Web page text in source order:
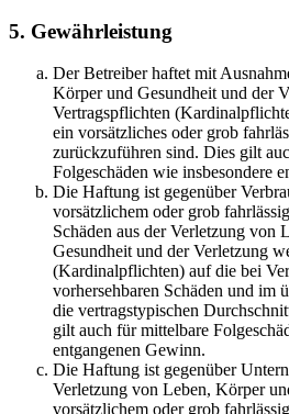
5. Gewährleistung
Der Betreiber haftet mit
Körper und Gesundheit und der
Vertragspflichten
ein vorsätzliches oder grob
zurückzuführen sind. Dies gilt
Folgeschäden wie insbesondere
Die Haftung ist gegenüber
vorsätzlichem oder grob
Schäden aus der Verletzung von
Gesundheit und der Verletzung
(Kardinalpflichten) auf die bei
vorhersehbaren Schäden und im
die vertragstypischen
gilt auch für mittelbare
entgangenen Gewinn.
Die Haftung ist gegenüber
Verletzung von Leben, Körper
vorsätzlichem oder grob